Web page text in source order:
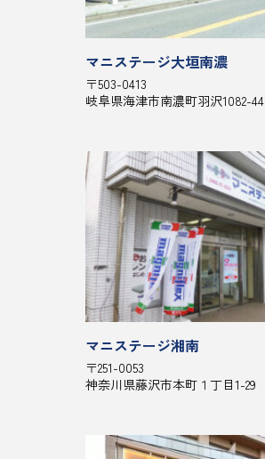
マニステージ大垣南濃
〒503-0413
岐阜県海津市南濃町羽沢1082-44
マニステージ湘南
〒251-0053
神奈川県藤沢市本町１丁目1-29